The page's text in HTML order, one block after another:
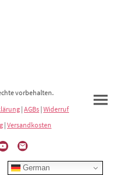
vorbehalten.
| AGBs | Widerruf
| Versandkosten
German